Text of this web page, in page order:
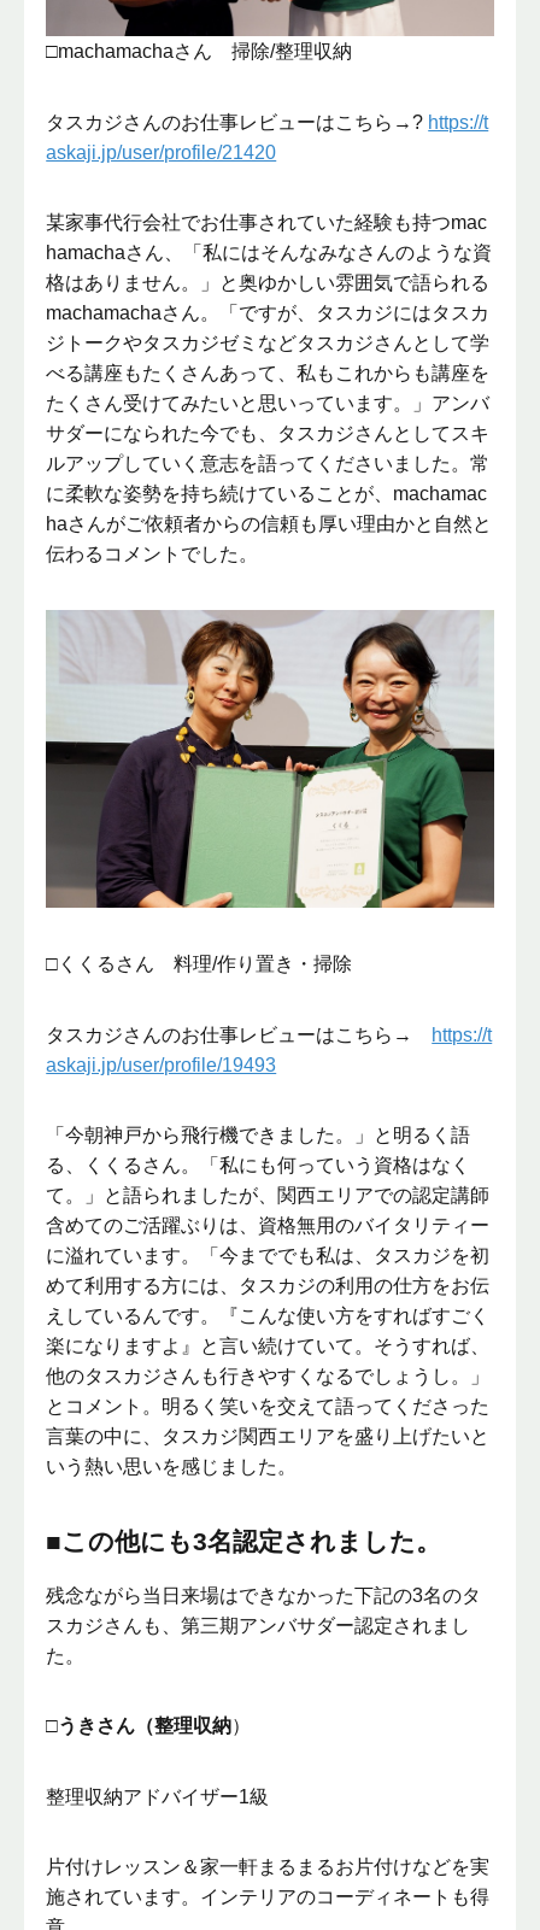
□machamachaさん 掃除/整理収納
タスカジさんのお仕事レビューはこちら→? https://t
askaji.jp/user/profile/21420
某家事代行会社でお仕事されていた経験も持つmac
hamachaさん、「私にはそんなみなさんのような資
格はありません。」と奥ゆかしい雰囲気で語られる
machamachaさん。「ですが、タスカジにはタスカ
ジトークやタスカジゼミなどタスカジさんとして学
べる講座もたくさんあって、私もこれからも講座を
たくさん受けてみたいと思いっています。」アンバ
サダーになられた今でも、タスカジさんとしてスキ
ルアップしていく意志を語ってくださいました。常
に柔軟な姿勢を持ち続けていることが、machamac
haさんがご依頼者からの信頼も厚い理由かと自然と
伝わるコメントでした。
□くくるさん 料理/作り置き・掃除
タスカジさんのお仕事レビューはこちら→
https://t
askaji.jp/user/profile/19493
「今朝神戸から飛行機できました。」と明るく語
る、くくるさん。「私にも何っていう資格はなく
て。」と語られましたが、関西エリアでの認定講師
含めてのご活躍ぶりは、資格無用のバイタリティー
に溢れています。「今まででも私は、タスカジを初
めて利用する方には、タスカジの利用の仕方をお伝
えしているんです。『こんな使い方をすればすごく
楽になりますよ』と言い続けていて。そうすれば、
他のタスカジさんも行きやすくなるでしょうし。」
とコメント。明るく笑いを交えて語ってくださった
言葉の中に、タスカジ関西エリアを盛り上げたいと
いう熱い思いを感じました。
■この他にも3名認定されました。
残念ながら当日来場はできなかった下記の3名のタ
スカジさんも、第三期アンバサダー認定されまし
た。
□うきさん（整理収納）
整理収納アドバイザー1級
片付けレッスン＆家一軒まるまるお片付けなどを実
施されています。インテリアのコーディネートも得